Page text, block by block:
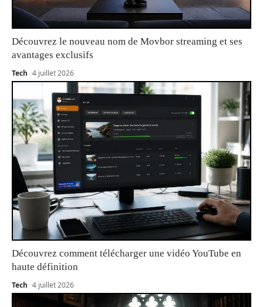
Découvrez le nouveau nom de Movbor streaming et ses
avantages exclusifs
Tech 4 juillet 2026
Découvrez comment télécharger une vidéo YouTube en
haute définition
Tech 4 juillet 2026